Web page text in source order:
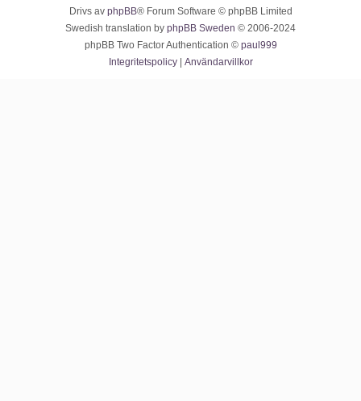
Drivs av phpBB® Forum Software © phpBB Limited
Swedish translation by phpBB Sweden © 2006-2024
phpBB Two Factor Authentication © paul999
Integritetspolicy| Användarvillkor